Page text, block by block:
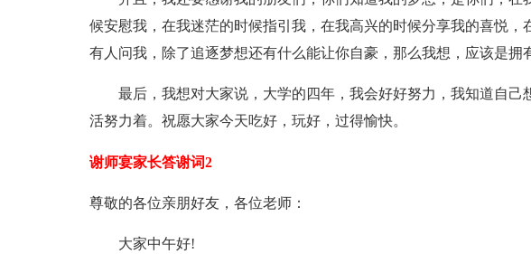
候安慰我，在我迷茫的时候指引我，在我高兴的时候分享我的喜悦，
有人问我，除了追逐梦想还有什么能让你自豪，那么我想，应该是拥
最后，我想对大家说，大学的四年，我会好好努力，我知道自己
活努力着。祝愿大家今天吃好，玩好，过得愉快。
谢师宴家长答谢词2
尊敬的各位亲朋好友，各位老师：
大家中午好!